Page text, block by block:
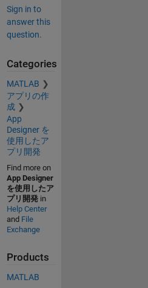
Sign in to
answer this
question.
Categories
MATLAB
アプリの作
成
App
Designer を
使用したア
プリ開発
Find more on
App Designer
を使用したア
プリ開発in
Help Center
and File
Exchange
Products
MATLAB